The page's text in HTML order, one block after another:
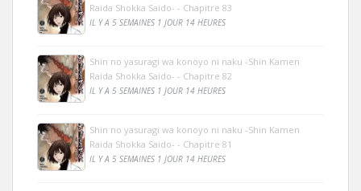
Raida Shokka Saido- - Chapitre 83
IL Y A 5 SEMAINES 1 JOUR 14 HEURES
Shin no yasuragi wa konoyo ni naku -Shin Kamen
Raida Shokka Saido- - Chapitre 82
IL Y A 5 SEMAINES 1 JOUR 14 HEURES
Shin no yasuragi wa konoyo ni naku -Shin Kamen
Raida Shokka Saido- - Chapitre 81
IL Y A 5 SEMAINES 1 JOUR 14 HEURES